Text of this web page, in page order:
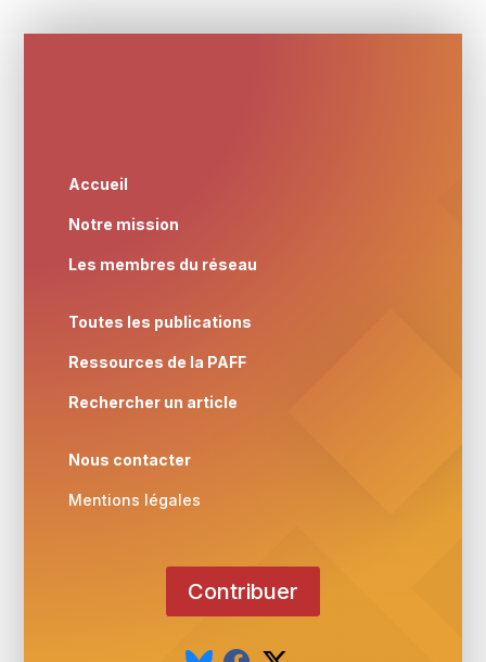
Accueil
Notre mission
Les membres du réseau
Toutes les publications
Ressources de la PAFF
Rechercher un article
Nous contacter
Mentions légales
Contribuer